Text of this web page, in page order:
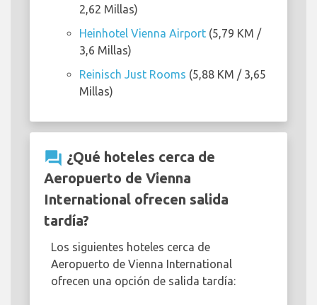
2,62 Millas)
Heinhotel Vienna Airport (5,79 KM /
3,6 Millas)
Reinisch Just Rooms (5,88 KM / 3,65
Millas)
question_answer ¿Qué hoteles cerca de
Aeropuerto de Vienna
International ofrecen salida
tardía?
Los siguientes hoteles cerca de
Aeropuerto de Vienna International
ofrecen una opción de salida tardía: